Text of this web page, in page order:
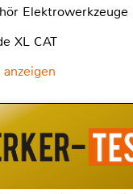
XL CAT